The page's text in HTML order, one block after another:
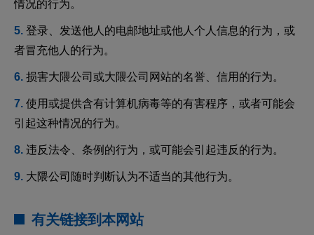
情况的行为。
登录、发送他人的电邮地址或他人个人信息的行为，或
者冒充他人的行为。
损害大隈公司或大隈公司网站的名誉、信用的行为。
使用或提供含有计算机病毒等的有害程序，或者可能会
引起这种情况的行为。
违反法令、条例的行为，或可能会引起违反的行为。
大隈公司随时判断认为不适当的其他行为。
有关链接到本网站